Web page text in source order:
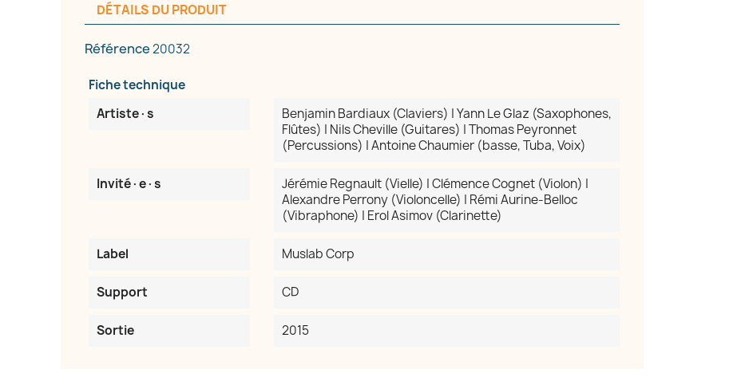
DÉTAILS DU PRODUIT
Référence20032
Fiche technique
Artiste·s
Benjamin Bardiaux (Claviers) | Yann Le Glaz (Saxophones,
Flûtes) | Nils Cheville (Guitares) | Thomas Peyronnet
(Percussions) | Antoine Chaumier (basse, Tuba, Voix)
Invité·e·s
Jérémie Regnault (Vielle) | Clémence Cognet (Violon) |
Alexandre Perrony (Violoncelle) | Rémi Aurine-Belloc
(Vibraphone) | Erol Asimov (Clarinette)
Label Muslab Corp
Support CD
Sortie 2015
×
Nom de la liste d'envies
Créer une liste d'envies